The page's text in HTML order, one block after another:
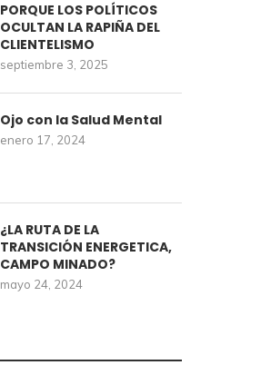
PORQUE LOS POLÍTICOS
OCULTAN LA RAPIÑA DEL
CLIENTELISMO
septiembre 3, 2025
Ojo con la Salud Mental
enero 17, 2024
¿LA RUTA DE LA
TRANSICIÓN ENERGETICA,
CAMPO MINADO?
mayo 24, 2024